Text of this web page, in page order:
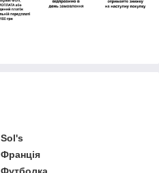
Sol's
Франція
Футболка